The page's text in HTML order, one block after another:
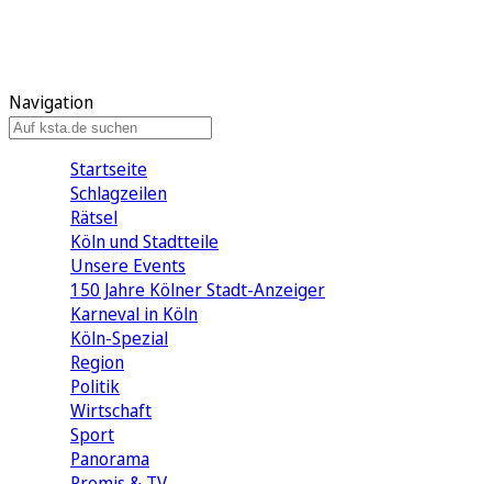
Navigation
Startseite
Schlagzeilen
Rätsel
Köln und Stadtteile
Unsere Events
150 Jahre Kölner Stadt-Anzeiger
Karneval in Köln
Köln-Spezial
Region
Politik
Wirtschaft
Sport
Panorama